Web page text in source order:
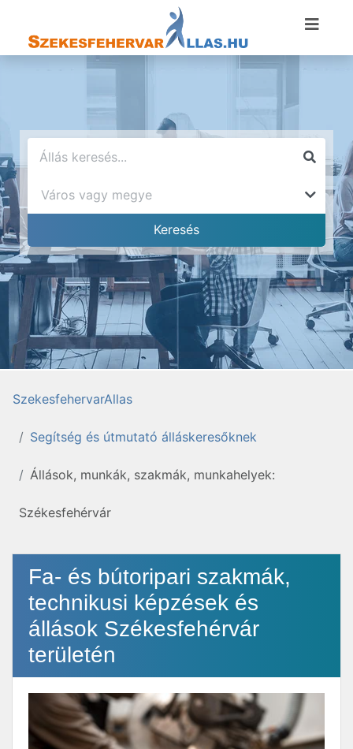
SzekesfehervarAllas
Segítség és útmutató álláskeresőknek
Állások, munkák, szakmák, munkahelyek:
Székesfehérvár
Fa- és bútoripari szakmák,
technikusi képzések és
állások Székesfehérvár
területén